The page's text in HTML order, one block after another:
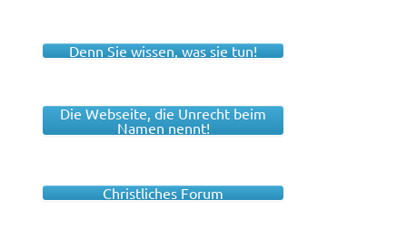
Denn Sie wissen, was sie tun!
Die Webseite, die Unrecht beim
Namen nennt!
Christliches Forum